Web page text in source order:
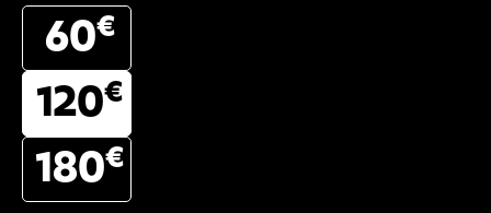
60€
120€
180€